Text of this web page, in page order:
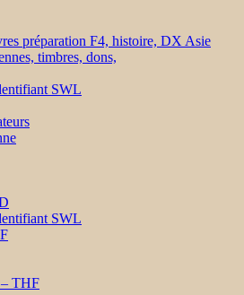
préparation F4, histoire, DX Asie
timbres, dons,
SWL
SWL
THF